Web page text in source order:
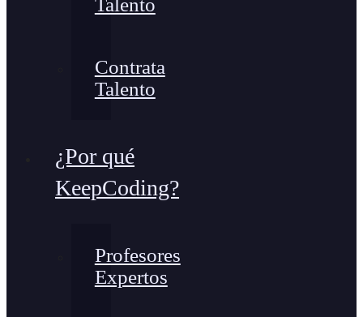
Talento
Contrata
Talento
¿Por qué
KeepCoding?
Profesores
Expertos